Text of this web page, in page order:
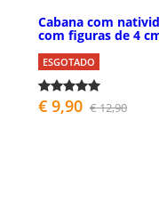
Cabana com
com figuras de 4
ESGOTADO
€ 9,90 € 12,90